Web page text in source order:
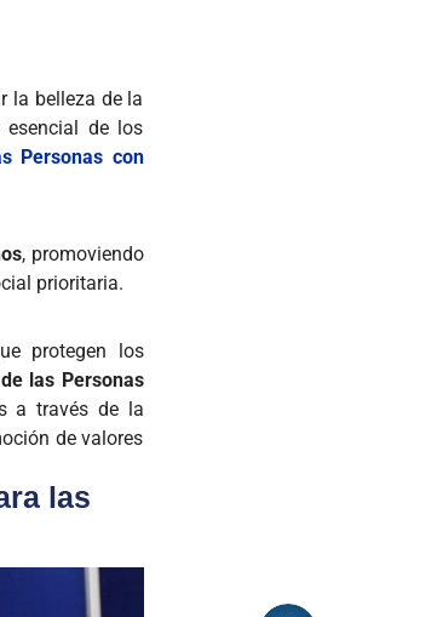
la belleza de la
de los
Personas con
, promoviendo
prioritaria.
protegen los
las Personas
a través de la
de valores
las